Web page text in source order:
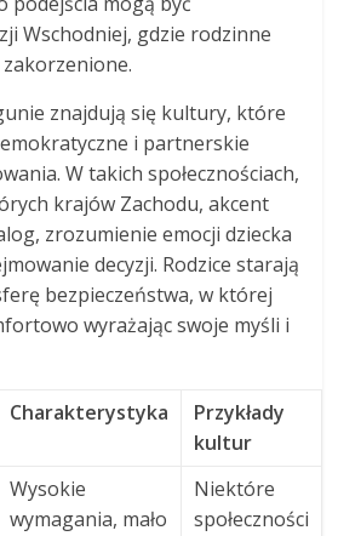
Wschodniej, gdzie rodzinne
znajdują się kultury, które
i partnerskie
W takich społecznościach,
krajów Zachodu, akcent
zrozumienie emocji dziecka
decyzji. Rodzice starają
bezpieczeństwa, w której
wyrażając swoje myśli i
Charakterystyka
Przykłady
kultur
Wysokie
wymagania, mało
Niektóre
społeczności